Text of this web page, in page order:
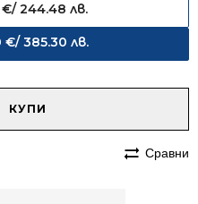
€/ 244.48 лв.
€/ 385.30 лв.
КУПИ
Сравни